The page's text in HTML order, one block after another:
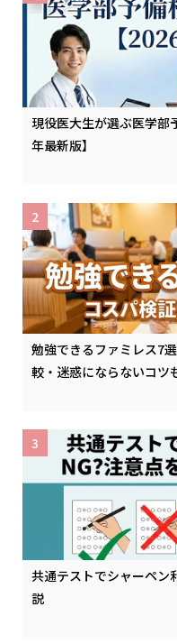
現役医大生が選ぶ医学部
年最新版】
勉強できるファミレス7
較・迷惑にならないコツ
2
共通テストでシャーペン
説
3